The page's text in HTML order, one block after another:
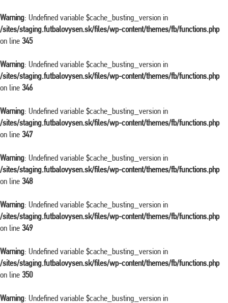
Warning: Undefined variable $cache_busting_version in
/sites/staging.futbalovysen.sk/files/wp-content/themes/fb/functions.php
on line 345
Warning: Undefined variable $cache_busting_version in
/sites/staging.futbalovysen.sk/files/wp-content/themes/fb/functions.php
on line 346
Warning: Undefined variable $cache_busting_version in
/sites/staging.futbalovysen.sk/files/wp-content/themes/fb/functions.php
on line 347
Warning: Undefined variable $cache_busting_version in
/sites/staging.futbalovysen.sk/files/wp-content/themes/fb/functions.php
on line 348
Warning: Undefined variable $cache_busting_version in
/sites/staging.futbalovysen.sk/files/wp-content/themes/fb/functions.php
on line 349
Warning: Undefined variable $cache_busting_version in
/sites/staging.futbalovysen.sk/files/wp-content/themes/fb/functions.php
on line 350
Warning: Undefined variable $cache_busting_version in